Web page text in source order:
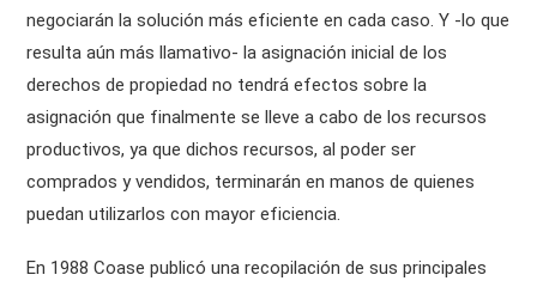
negociarán la solución más eficiente en cada caso. Y -lo que
resulta aún más llamativo- la asignación inicial de los
derechos de propiedad no tendrá efectos sobre la
asignación que finalmente se lleve a cabo de los recursos
productivos, ya que dichos recursos, al poder ser
comprados y vendidos, terminarán en manos de quienes
puedan utilizarlos con mayor eficiencia.
En 1988 Coase publicó una recopilación de sus principales